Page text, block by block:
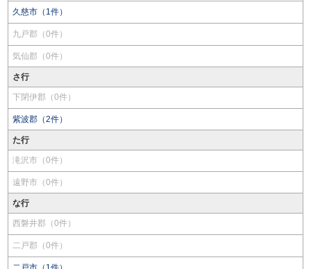
久慈市（1件）
九戸郡（0件）
気仙郡（0件）
さ行
下閉伊郡（0件）
紫波郡（2件）
た行
滝沢市（0件）
遠野市（0件）
な行
西磐井郡（0件）
二戸郡（0件）